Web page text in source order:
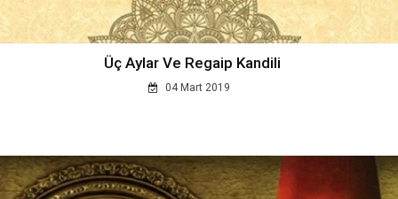
Üç Aylar Ve Regaip Kandili
04 Mart 2019